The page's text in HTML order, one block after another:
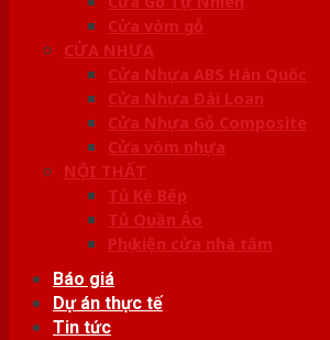
Cửa vòm gỗ
CỬA NHỰA
Cửa Nhựa ABS Hàn Quốc
Cửa Nhựa Đài Loan
Cửa Nhựa Gỗ Composite
Cửa vòm nhựa
NỘI THẤT
Tủ Kệ Bếp
Tủ Quần Áo
Phụ kiện cửa nhà tắm
Báo giá
Dự án thực tế
Tin tức